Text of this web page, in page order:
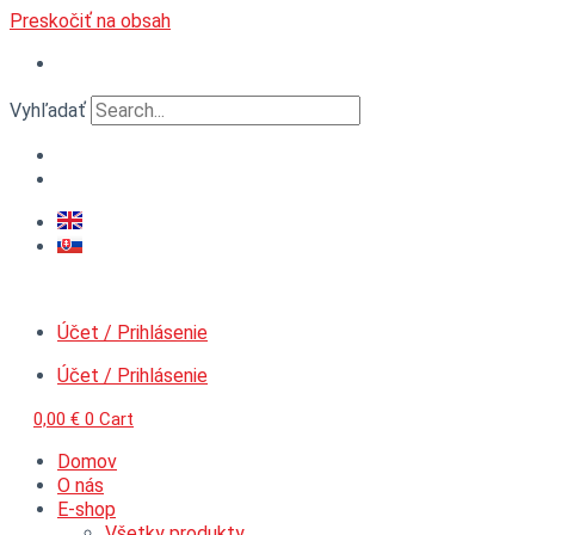
Preskočiť na obsah
Vyhľadať
Účet / Prihlásenie
Účet / Prihlásenie
0,00 € 0 Cart
Domov
O nás
E-shop